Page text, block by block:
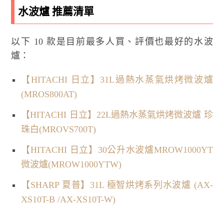
水波爐 推薦清單
以下 10 款是目前最多人買、評價也最好的水波
爐：
【HITACHI 日立】31L過熱水蒸氣烘烤微波爐
(MROS800AT)
【HITACHI 日立】22L過熱水蒸氣烘烤微波爐 珍
珠白(MROVS700T)
【HITACHI 日立】30公升水波爐MROW1000YT
微波爐(MROW1000YTW)
【SHARP 夏普】31L 極智烘烤系列水波爐 (AX-
XS10T-B /AX-XS10T-W)